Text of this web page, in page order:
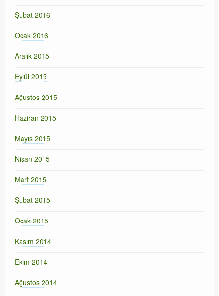
Şubat 2016
Ocak 2016
Aralık 2015
Eylül 2015
Ağustos 2015
Haziran 2015
Mayıs 2015
Nisan 2015
Mart 2015
Şubat 2015
Ocak 2015
Kasım 2014
Ekim 2014
Ağustos 2014